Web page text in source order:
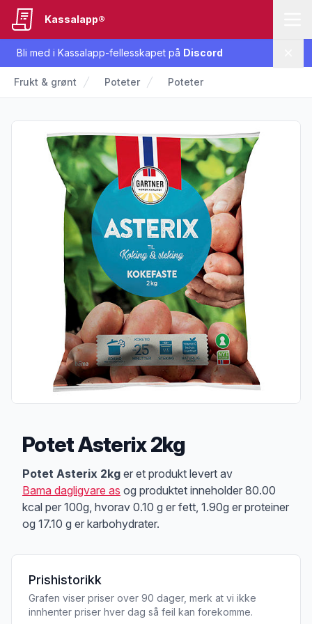
Bli med i Kassalapp-fellesskapet på Discord
Kassalapp®
Frukt & grønt Poteter Poteter
Potet Asterix 2kg
Produktbeskrivelse
Potet Asterix 2kg er et produkt levert av
Bama dagligvare as og produktet inneholder 80.00
kcal per 100g, hvorav 0.10 g er fett, 1.90g er proteiner
og 17.10 g er karbohydrater.
Prishistorikk
Grafen viser priser over 90 dager, merk at vi ikke
innhenter priser hver dag så feil kan forekomme.